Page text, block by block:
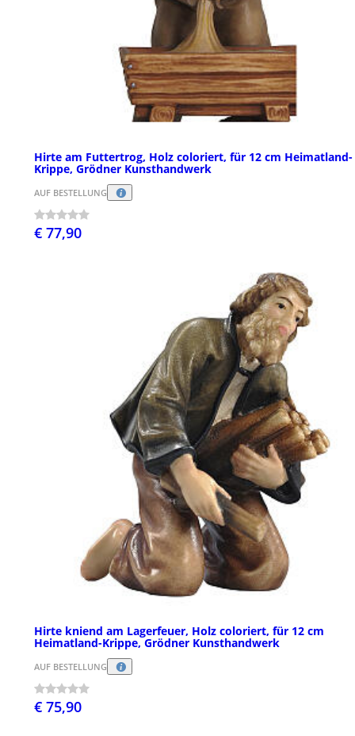
Hirte am Futtertrog, Holz coloriert, für 12 cm Heimatland-
Krippe, Grödner Kunsthandwerk
AUF BESTELLUNG
€ 77,90
Hirte kniend am Lagerfeuer, Holz coloriert, für 12 cm
Heimatland-Krippe, Grödner Kunsthandwerk
AUF BESTELLUNG
€ 75,90